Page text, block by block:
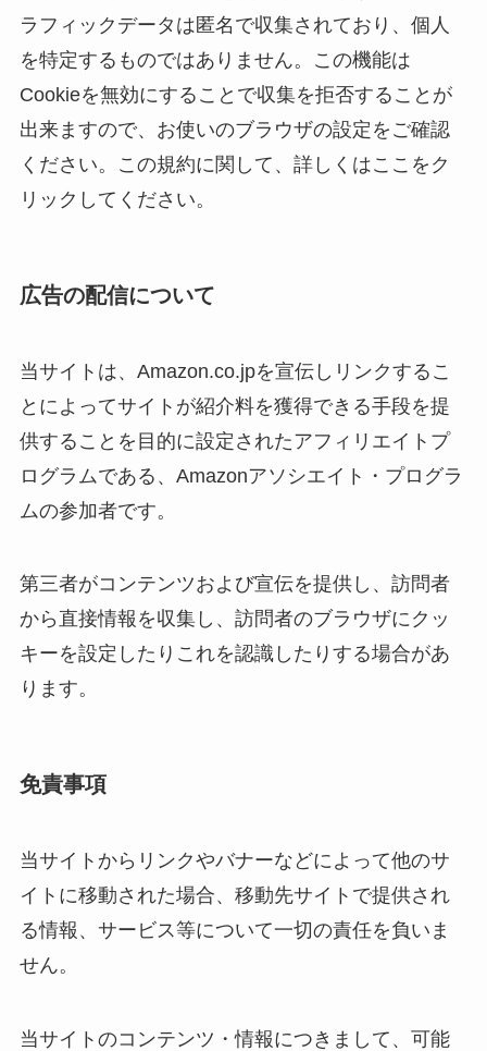
ラフィックデータは匿名で収集されており、個人
を特定するものではありません。この機能は
Cookieを無効にすることで収集を拒否することが
出来ますので、お使いのブラウザの設定をご確認
ください。この規約に関して、詳しくはここをク
リックしてください。
広告の配信について
当サイトは、Amazon.co.jpを宣伝しリンクするこ
とによってサイトが紹介料を獲得できる手段を提
供することを目的に設定されたアフィリエイトプ
ログラムである、Amazonアソシエイト・プログラ
ムの参加者です。
第三者がコンテンツおよび宣伝を提供し、訪問者
から直接情報を収集し、訪問者のブラウザにクッ
キーを設定したりこれを認識したりする場合があ
ります。
免責事項
当サイトからリンクやバナーなどによって他のサ
イトに移動された場合、移動先サイトで提供され
る情報、サービス等について一切の責任を負いま
せん。
当サイトのコンテンツ・情報につきまして、可能